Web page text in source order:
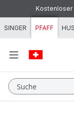
Kostenloser
SINGER PFAFF
Suche